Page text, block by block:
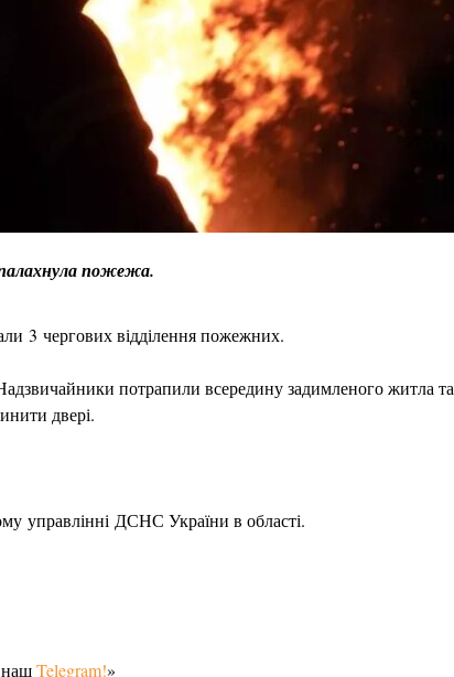
пожежа.
3 чергових відділення пожежних.
потрапили всередину задимленого житла та
двері.
управлінні ДСНС України в області.
нашTelegram!»